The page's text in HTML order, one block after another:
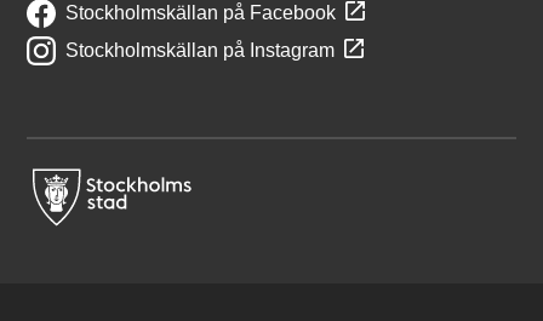
Stockholmskällan på Facebook
Stockholmskällan på Instagram